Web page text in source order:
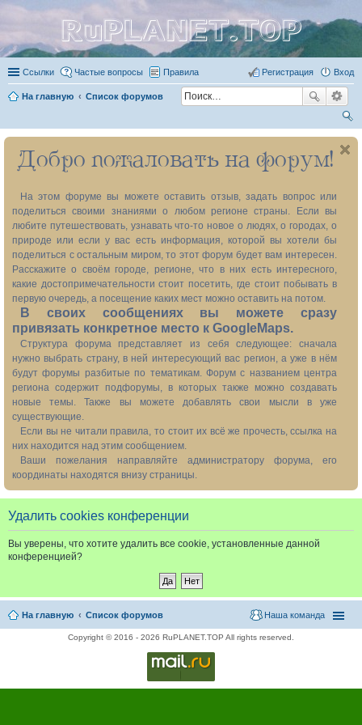
RuPLANET.TOP
Ссылки Частые вопросы Правила Вход
Регистрация
На главную Список форумов
ои
ск
Добро пожаловать на форум!
На этом форуме вы можете оставить отзыв, задать вопрос или
поделиться своими знаниями о любом регионе страны. Если вы
любите путешествовать, узнавать что-то новое о людях, о городах, о
природе или если у вас есть информация, которой вы хотели бы
поделиться с остальным миром, то этот форум будет вам интересен.
Расскажите о своём городе, регионе, что в них есть интересного,
какие достопримечательности стоит посетить, где стоит побывать в
первую очередь, а посещение каких мест можно оставить на потом.
В своих сообщениях вы можете сразу
привязать конкретное место к GoogleMaps.
Структура форума представляет из себя следующее: сначала
нужно выбрать страну, в ней интересующий вас регион, а уже в нём
будут форумы разбитые по тематикам. Форум с названием центра
региона содержит подфорумы, в которых также можно создавать
новые темы. Также вы можете добавлять свои мысли в уже
существующие.
Если вы не читали правила, то стоит их всё же прочесть, ссылка на
них находится над этим сообщением.
Ваши пожелания направляйте администратору форума, его
координаты находятся внизу страницы.
Удалить cookies конференции
Вы уверены, что хотите удалить все cookie, установленные данной
конференцией?
На главную Список форумов Наша команда
Copyright © 2016 - 2026 RuPLANET.TOP All rights reserved.